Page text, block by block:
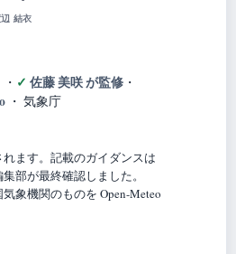
結衣
・ 佐藤 美咲 が監修 ・
・ 気象庁
ます。記載のガイダンスは
部が最終確認しました。
象機関のものを Open-Meteo